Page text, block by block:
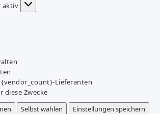
aktiv
Lieferanten
diese Zwecke
Selbst wählen
Einstellungen speichern